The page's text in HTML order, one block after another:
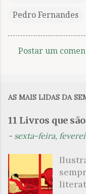
Pedro Fernandes
n
i
o
Postar um
AS MAIS LIDAS DA
11 Livros que
- sexta-feira,